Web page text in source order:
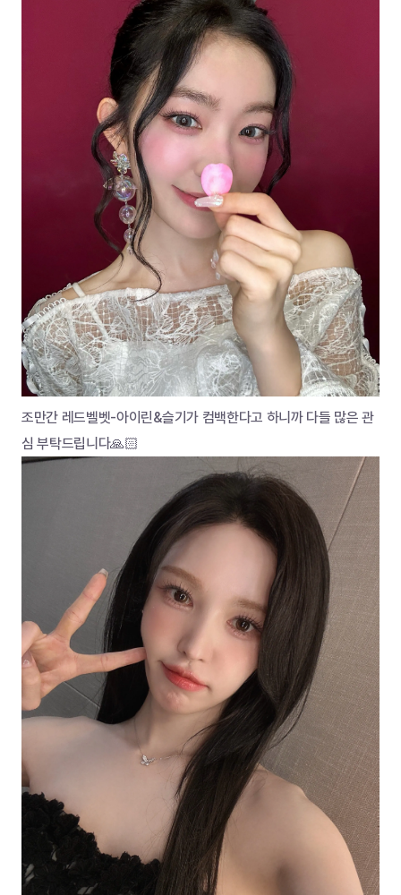
조만간 레드벨벳-아이린&슬기가 컴백한다고 하니까 다들 많은 관
심 부탁드립니다🙏🏻